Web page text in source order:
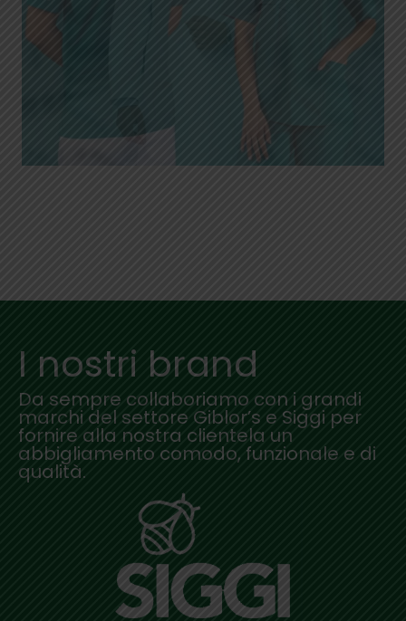
Previous
I nostri brand
Da sempre collaboriamo con i grandi
marchi del settore Giblor’s e Siggi per
fornire alla nostra clientela un
abbigliamento comodo, funzionale e di
qualità.